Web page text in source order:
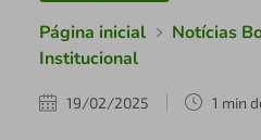
Página inicial
Notícias
Institucional
19/02/2025 1 min